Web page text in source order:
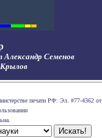
Александр Семенов
печати РФ: Эл. #77-4362 от